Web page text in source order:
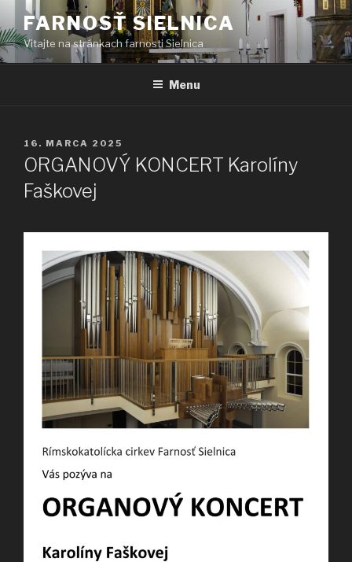
Prejsť
na
obsah
FARNOSŤ SIELNICA
Vitajte na stránkach farnosti Sielnica
Menu
PUBLIKOVANÉ
16. MARCA 2025
ORGANOVÝ KONCERT Karolíny
Faškovej